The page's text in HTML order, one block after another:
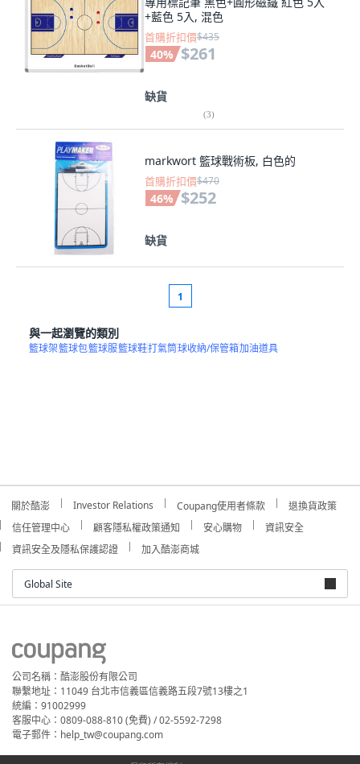
+藍色 5入, 混色
首購折扣價$435
40% $261
缺貨
(3)
markwort 籃球戰術板, 白色的
首購折扣價$470
46% $252
缺貨
1
與一起瀏覽的類別
籃球架籃球包籃球服籃球鞋打氣筒球收納/保管箱加油道具
關於酷澎 Investor Relations Coupang使用者條款
退換貨政策
信任管理中心
顧客隱私權政策通知 安心購物
資訊安全
資訊安全及隱私保護認證
加入酷澎商城
Global Site
公司名稱：酷澎股份有限公司
聯繫地址：11049 台北市信義區信義路五段7號13樓之1
統編：91002999
客服中心：0809-088-810 (免費) / 02-5592-7298
電子郵件：help_tw@coupang.com